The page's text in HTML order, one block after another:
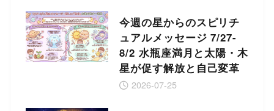
今週の星からのスピリチ
ュアルメッセージ 7/27-
8/2 水瓶座満月と太陽・木
星が促す解放と自己変革
2026-07-25